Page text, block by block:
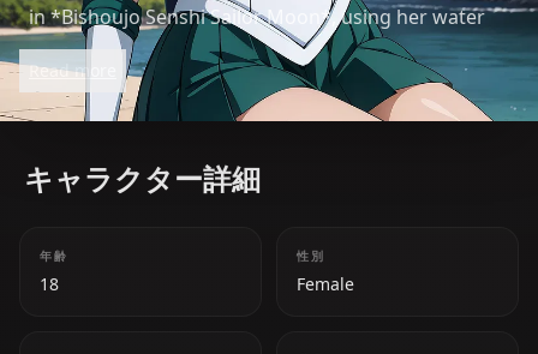
in *Bishoujo Senshi Sailor Moon*, using her water
powers and strategic mind to support the team.
Read more
キャラクター詳細
年齢
18
性別
Female